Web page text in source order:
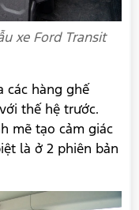
xe Ford Transit
các hàng ghế
thế hệ trước.
mẽ tạo cảm giác
là ở 2 phiên bản